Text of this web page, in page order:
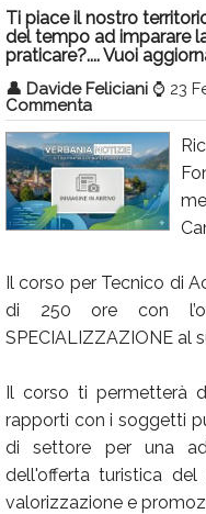
Sport
Eventi
Info Utili
Rubriche
Calendario
Annunci
Ti piace il nostro
del tempo ad imparare
praticare?.... Vuoi
👤 Davide Feliciani ⌚ 23
Commenta
Il corso per Tecnico di
di 250 ore con
SPECIALIZZAZIONE al
Il corso ti permetterà
rapporti con i soggetti
di settore per una
dell'offerta turistica
valorizzazione e